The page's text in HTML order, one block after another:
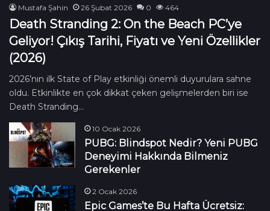
Mustafa Şahin 26 Şubat 2026 0 464
Death Stranding 2: On the Beach PC’ye
Geliyor! Çıkış Tarihi, Fiyatı ve Yeni Özellikler
(2026)
2026’nın ilk State of Play etkinliği önemli duyurulara sahne
oldu. Etkinlikte en çok dikkat çeken gelişmelerden biri ise
Death Stranding…
10 Ocak 2026
PUBG: Blindspot Nedir? Yeni PUBG
Deneyimi Hakkında Bilmeniz
Gerekenler
2 Ocak 2026
Epic Games’te Bu Hafta Ücretsiz: